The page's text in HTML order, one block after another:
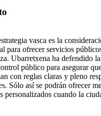
vasca es la
para ofrecer servicios
Ubarretxena ha defendido
público para asegurar
con reglas claras y pleno
Sólo así se podrán ofrecer
personalizados cuando la